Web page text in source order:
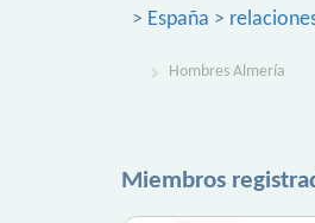
> España >
Hombres Almería
Miembros